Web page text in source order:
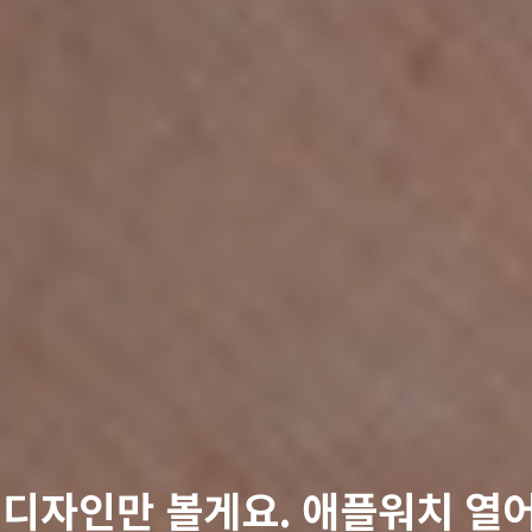
자인만 볼게요. 애플워치 열